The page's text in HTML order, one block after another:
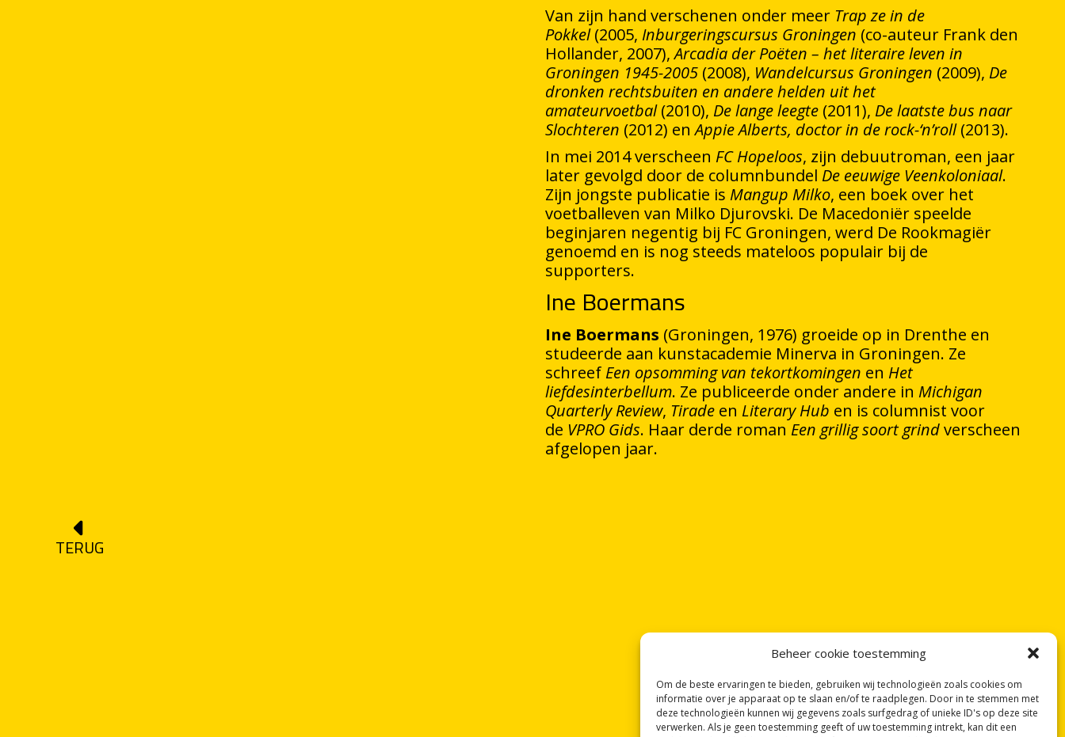
Beheer cookie toestemming
Om de beste ervaringen te bieden, gebruiken wij technologieën zoals cookies om
informatie over je apparaat op te slaan en/of te raadplegen. Door in te stemmen met
deze technologieën kunnen wij gegevens zoals surfgedrag of unieke ID's op deze site
verwerken. Als je geen toestemming geeft of uw toestemming intrekt, kan dit een
Van zijn hand verschenen onder meer Trap ze in de
Pokkel(2005, Inburgeringscursus Groningen (co-auteur Frank den
Hollander, 2007),Arcadia der Poëten – het literaire leven in
Groningen 1945-2005 (2008), Wandelcursus Groningen (2009), De
dronken rechtsbuiten en andere helden uit het
amateurvoetbal(2010), De lange leegte (2011), De laatste bus naar
Slochteren (2012) enAppie Alberts, doctor in de rock-‘n’roll(2013).
In mei 2014 verscheen FC Hopeloos, zijn debuutroman, een jaar
later gevolgd door de columnbundel De eeuwige Veenkoloniaal.
Zijn jongste publicatie is Mangup Milko, een boek over het
voetballeven van Milko Djurovski. De Macedoniër speelde
beginjaren negentig bij FC Groningen, werd De Rookmagiër
genoemd en is nog steeds mateloos populair bij de
supporters.
Ine Boermans
Ine Boermans (Groningen, 1976) groeide op in Drenthe en
studeerde aan kunstacademie Minerva in Groningen. Ze
schreef Een opsomming van tekortkomingen en Het
liefdesinterbellum
. Ze publiceerde onder andere in Michigan
Quarterly Review, Tirade en Literary Hub en is columnist voor
de VPRO Gids. Haar derde roman Een grillig soort grindverscheen
afgelopen jaar.
TERUG